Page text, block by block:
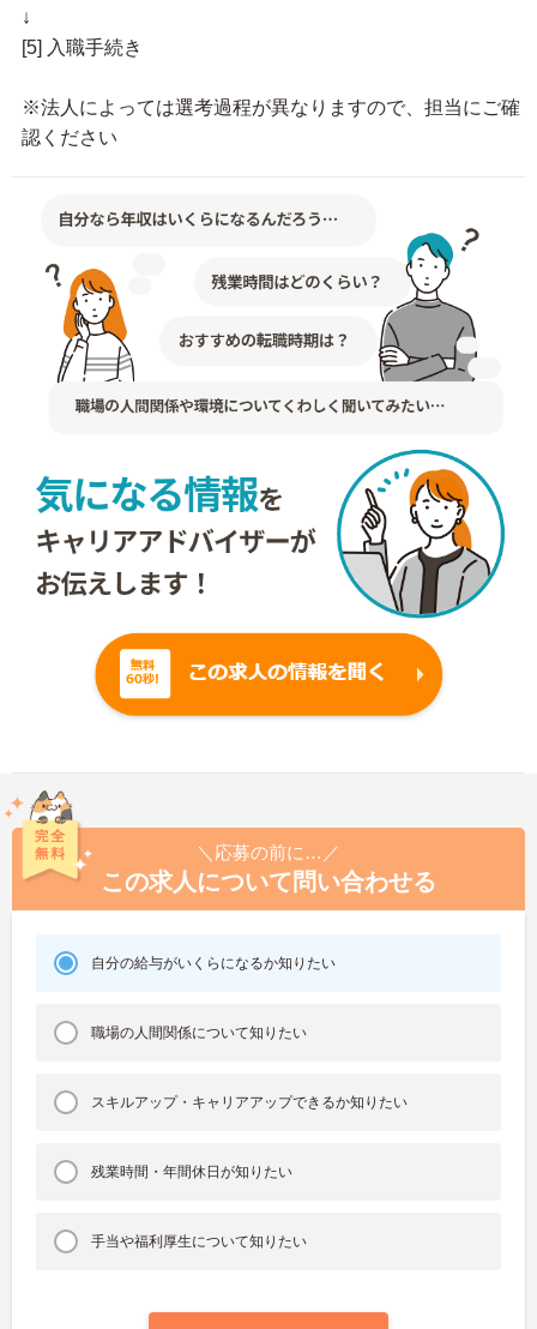
↓
[5] 入職手続き
※法人によっては選考過程が異なりますので、担当にご確
認ください
＼応募の前に…／
この求人について問い合わせる
自分の給与がいくらになるか知りたい
職場の人間関係について知りたい
スキルアップ・キャリアアップできるか知りたい
残業時間・年間休日が知りたい
手当や福利厚生について知りたい